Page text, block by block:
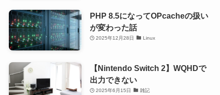
PHP 8.5になってOPcacheの扱い
が変わった話
2025年12月28日 Linux
【Nintendo Switch 2】WQHDで
出力できない
2025年6月15日 雑記